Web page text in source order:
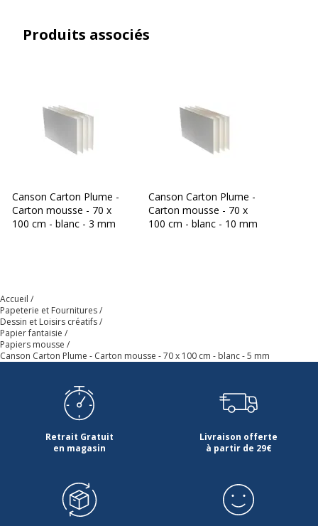
Produits associés
Canson Carton Plume -
Carton mousse - 70 x
100 cm - blanc - 3 mm
Canson Carton Plume -
Carton mousse - 70 x
100 cm - blanc - 10 mm
Accueil
Papeterie et Fournitures
Dessin et Loisirs créatifs
Papier fantaisie
Papiers mousse
Canson Carton Plume - Carton mousse - 70 x 100 cm - blanc - 5 mm
Retrait Gratuit
en magasin
Livraison offerte
à partir de 29€